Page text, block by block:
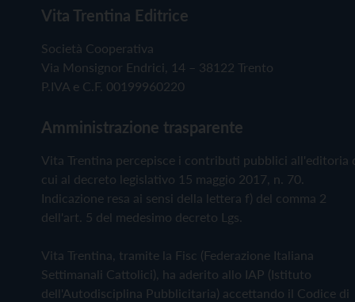
Vita Trentina Editrice
Società Cooperativa
Via Monsignor Endrici, 14 – 38122 Trento
P.IVA e C.F. 00199960220
Amministrazione trasparente
Vita Trentina percepisce i contributi pubblici all'editoria
cui al decreto legislativo 15 maggio 2017, n. 70.
Indicazione resa ai sensi della lettera f) del comma 2
dell'art. 5 del medesimo decreto Lgs.
Vita Trentina, tramite la Fisc (Federazione Italiana
Settimanali Cattolici), ha aderito allo IAP (Istituto
dell'Autodisciplina Pubblicitaria) accettando il Codice di